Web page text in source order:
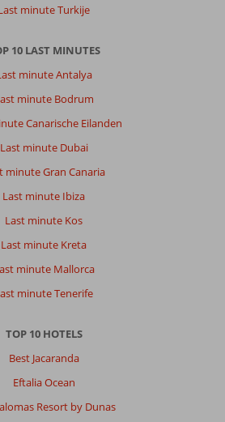
minute Turkije
10 LAST MINUTES
minute Antalya
minute Bodrum
Canarische Eilanden
Last minute Dubai
minute Gran Canaria
Last minute Ibiza
Last minute Kos
Last minute Kreta
minute Mallorca
minute Tenerife
TOP 10 HOTELS
Best Jacaranda
Eftalia Ocean
Resort by Dunas